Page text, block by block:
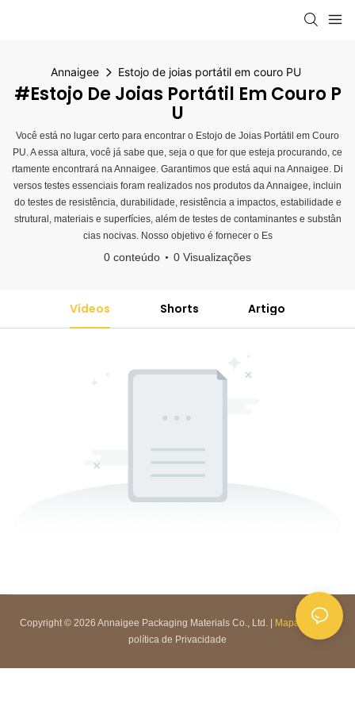
Annaigee Estojo de joias portátil em couro PU
#Estojo De Joias Portátil Em Couro P
U
Você está no lugar certo para encontrar o Estojo de Joias Portátil em Couro
PU. A essa altura, você já sabe que, seja o que for que esteja procurando, ce
rtamente encontrará na Annaigee. Garantimos que está aqui na Annaigee. Di
versos testes essenciais foram realizados nos produtos da Annaigee, incluin
do testes de resistência, durabilidade, resistência a impactos, estabilidade e
strutural, materiais e superfícies, além de testes de contaminantes e substân
cias nocivas. Nosso objetivo é fornecer o Es
0 conteúdo 0 Visualizações
Vídeos Shorts Artigo
Copyright © 2026 Annaigee Packaging Materials Co., Ltd. | Mapa do site
política de Privacidade